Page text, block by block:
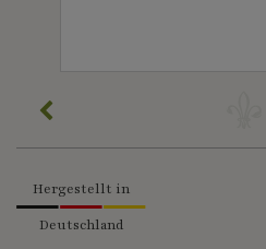
Hergestellt in
Deutschland